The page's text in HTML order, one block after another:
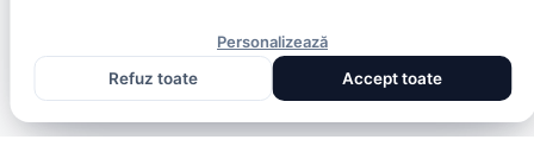
Personalizează
Refuz toate
Accept toate